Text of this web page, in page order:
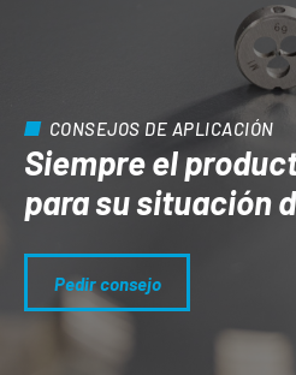
CONSEJOS DE APLICACIÓN
Siempre el
para su situación
Pedir consejo